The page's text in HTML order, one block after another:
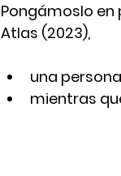
Pongámoslo en
Atlas (2023),
una
mientras